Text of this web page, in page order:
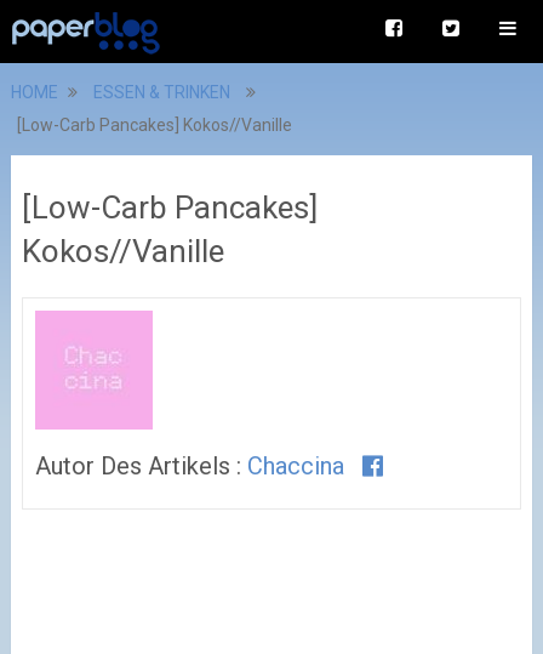
HOME
ESSEN & TRINKEN
[Low-Carb Pancakes] Kokos//Vanille
[Low-Carb Pancakes]
Kokos//Vanille
Autor Des Artikels : Chaccina